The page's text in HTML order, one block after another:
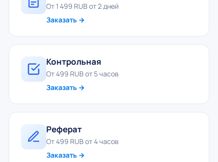
От 1 499 RUB от 2 дней
Заказать →
Контрольная
От 499 RUB от 5 часов
Заказать →
Реферат
От 499 RUB от 4 часов
Заказать →